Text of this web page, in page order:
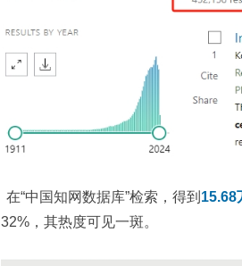
在“中国知网数据库”检索，得到 15.68
32%，其热度可见一斑。